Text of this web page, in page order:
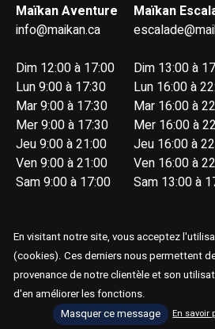
Maïkan Aventure
info@maikan.ca
Dim 12:00 à 17:00
Lun 9:00 à 17:30
Mar 9:00 à 17:30
Mer 9:00 à 17:30
Jeu 9:00 à 21:00
Ven 9:00 à 21:00
Sam 9:00 à 17:00
Maïkan
Dim 13:00 à
Lun 16:00 à
Mar 16:00 à
Mer 16:00 à
Jeu 16:00 à
Ven 16:00 à
Sam 13:00 à
© Copyright 2026 Maïkan Aventure
En visitant notre site, vous acceptez
(cookies). Ces derniers nous permettent
provenance de notre clientèle et son
d'en améliorer les fonctions.
Masquer ce message
En savoir